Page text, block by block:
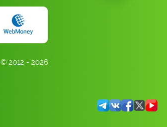
© 2012 - 2026